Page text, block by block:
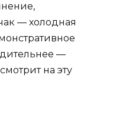
— холодная
—
на эту